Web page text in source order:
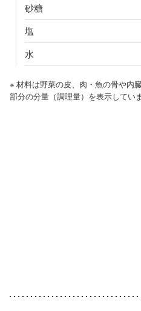
砂糖
塩
水
※ 材料は野菜の皮、肉・魚の骨や内
部分の分量（調理量）を表示していま